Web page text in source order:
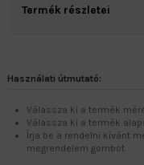
Termék részletei
Használati útmutató:
Válassza ki a termék
Válassza ki a termék
Írja be a rendelni kívánt
megrendelem gombot.